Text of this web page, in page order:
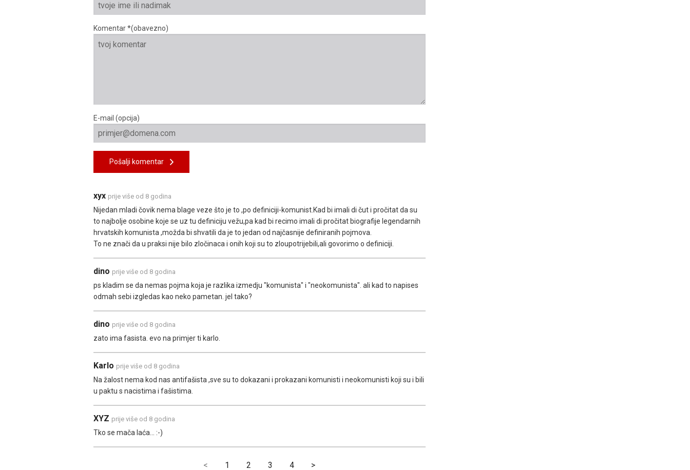
Komentar *(obavezno)
E-mail (opcija)
Pošalji komentar
xyx prije više od 8 godina
Nijedan mladi čovik nema blage veze što je to ,po definiciji-komunist.Kad bi imali di čut i pročitat da su
to najbolje osobine koje se uz tu definiciju vežu,pa kad bi recimo imali di pročitat biografije legendarnih
hrvatskih komunista ,možda bi shvatili da je to jedan od najčasnije definiranih pojmova.
To ne znači da u praksi nije bilo zločinaca i onih koji su to zloupotrijebili,ali govorimo o definiciji.
dino prije više od 8 godina
ps kladim se da nemas pojma koja je razlika izmedju "komunista" i "neokomunista". ali kad to napises
odmah sebi izgledas kao neko pametan. jel tako?
dino prije više od 8 godina
zato ima fasista. evo na primjer ti karlo.
Karlo prije više od 8 godina
Na žalost nema kod nas antifašista ,sve su to dokazani i prokazani komunisti i neokomunisti koji su i bili
u paktu s nacistima i fašistima.
XYZ prije više od 8 godina
Tko se mača laća... :-)
< 1 2 3 4 >